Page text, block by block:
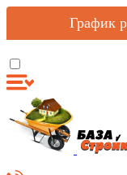
График